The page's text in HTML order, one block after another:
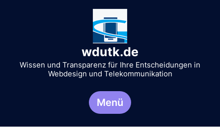
wdutk.de
Wissen und Transparenz für Ihre Entscheidungen in
Webdesign und Telekommunikation
Menü